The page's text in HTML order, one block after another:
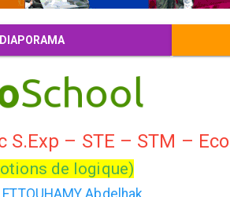
DIAPORAMA
– STE – STM – Eco
de logique)
Abdelhak